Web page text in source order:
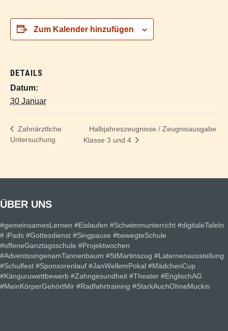
Zum Kalender hinzufügen
DETAILS
Datum:
30 Januar
Zahnärztliche
Untersuchung
Halbjahreszeugnisse / Zeugnisausgabe
Klasse 3 und 4
ÜBER UNS
#gemeinsamesLernen #Eislaufen #Schwimmunterricht #digitaleTafeln
# iPads #Gottesdienst #Singpause #bewegteSchule
#offeneGanztagsschule #Projektwochen
#AdventssingenamTannenbaum #StMartinszug #Laternenausstellung
#Schulfest #Sponsorenlauf #JanWellemPokal #MädchenCup
#Känguruwettbewerb #Zahngesundheit #Theater #EnglischAG
#MeinKörperGehörtMir #Radfahrtraining #StarkAuchOhneMuckis